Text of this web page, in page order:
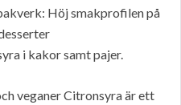
Höj smakprofilen på
i kakor samt pajer.
veganer Citronsyra är ett